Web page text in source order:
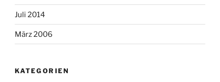
Juli 2014
März 2006
KATEGORIEN